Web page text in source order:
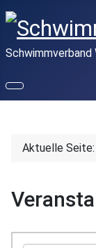
Schwimmverband
Aktuelle Seite: